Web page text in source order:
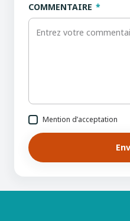
COMMENTAIRE
Mention d’acceptation